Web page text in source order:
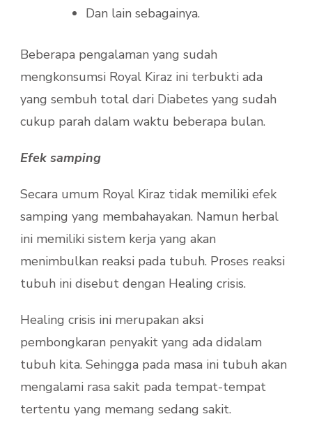
Dan lain sebagainya.
Beberapa pengalaman yang sudah
mengkonsumsi Royal Kiraz ini terbukti ada
yang sembuh total dari Diabetes yang sudah
cukup parah dalam waktu beberapa bulan.
Efek samping
Secara umum Royal Kiraz tidak memiliki efek
samping yang membahayakan. Namun herbal
ini memiliki sistem kerja yang akan
menimbulkan reaksi pada tubuh. Proses reaksi
tubuh ini disebut dengan Healing crisis.
Healing crisis ini merupakan aksi
pembongkaran penyakit yang ada didalam
tubuh kita. Sehingga pada masa ini tubuh akan
mengalami rasa sakit pada tempat-tempat
tertentu yang memang sedang sakit.